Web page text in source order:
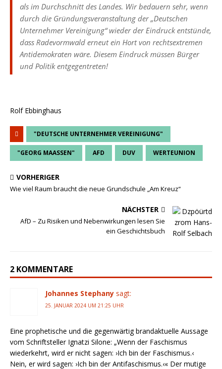
als im Durchschnitt des Landes. Wir bedauern sehr, wenn
durch die Gründungsveranstaltung der „Deutschen
Unternehmer Vereinigung“ wieder der Eindruck entstünde,
dass Radevormwald erneut ein Hort von rechtsextremen
Antidemokraten wäre. Diesem Eindruck müssen Bürger
und Politik entgegentreten!
Rolf Ebbinghaus
"DEUTSCHE UNTERNEHMER VEREINIGUNG"
"GEORG MAASSEN" AFD DUV WERTEUNION
VORHERIGER
Wie viel Raum braucht die neue Grundschule „Am Kreuz“
NÄCHSTER
AfD – Zu Risiken und Nebenwirkungen lesen Sie
ein Geschichtsbuch
2 KOMMENTARE
Johannes Stephany sagt:
25. JANUAR 2024 UM 21:25 UHR
Eine prophetische und die gegenwärtig brandaktuelle Aussage
vom Schriftsteller Ignatzi Silone: „Wenn der Faschismus
wiederkehrt, wird er nicht sagen: ›Ich bin der Faschismus.‹
Nein, er wird sagen: ›Ich bin der Antifaschismus.‹« Der mutige